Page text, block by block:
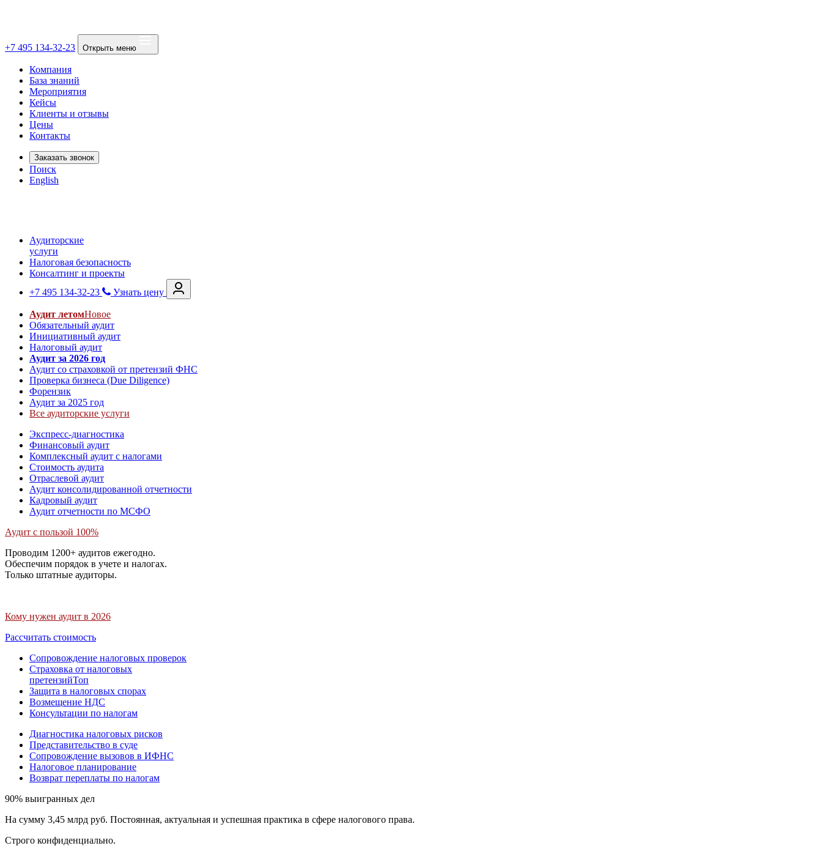
+7 495 134-32-23 Открыть меню
Компания
База знаний
Мероприятия
Кейсы
Клиенты и отзывы
Цены
Контакты
Заказать звонок
Поиск
English
Аудиторские
услуги
Налоговая безопасность
Консалтинг и проекты
+7 495 134-32-23
Узнать цену
Аудит летомНовое
Обязательный аудит
Инициативный аудит
Налоговый аудит
Аудит за 2026 год
Аудит со страховкой от претензий ФНС
Проверка бизнеса (Due Diligence)
Форензик
Аудит за 2025 год
Все аудиторские услуги
Экспресс-диагностика
Финансовый аудит
Комплексный аудит с налогами
Стоимость аудита
Отраслевой аудит
Аудит консолидированной отчетности
Кадровый аудит
Аудит отчетности по МСФО
Аудит с пользой 100%
Проводим 1200+ аудитов ежегодно.
Обеспечим порядок в учете и налогах.
Только штатные аудиторы.
Кому нужен аудит в 2026
Рассчитать стоимость
Сопровождение налоговых проверок
Страховка от налоговых
претензийТоп
Защита в налоговых спорах
Возмещение НДС
Консультации по налогам
Диагностика налоговых рисков
Представительство в суде
Сопровождение вызовов в ИФНС
Налоговое планирование
Возврат переплаты по налогам
90% выигранных дел
На сумму 3,45 млрд руб. Постоянная, актуальная и успешная практика в сфере налогового права.
Строго конфиденциально.